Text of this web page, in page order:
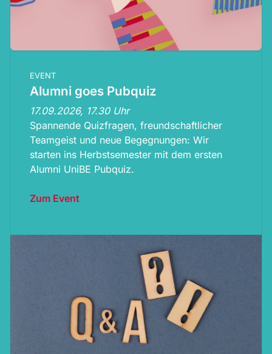
EVENT
Alumni goes Pubquiz
17.09.2026, 17.30 Uhr
Spannende Quizfragen, freundschaftlicher
Teamgeist und neue Begegnungen: Wir
starten ins Herbstsemester mit dem ersten
Alumni UniBE Pubquiz.
Zum Event